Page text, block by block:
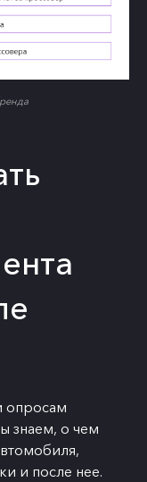
опросам
знаем, о чем
и после нее.